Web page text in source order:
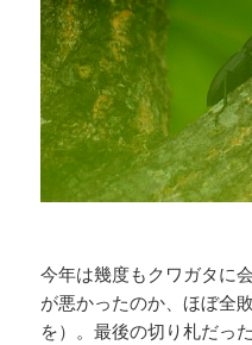
今年は幾度もクワガタに
が悪かったのか、ほぼ全
を）。最後の切り札だっ